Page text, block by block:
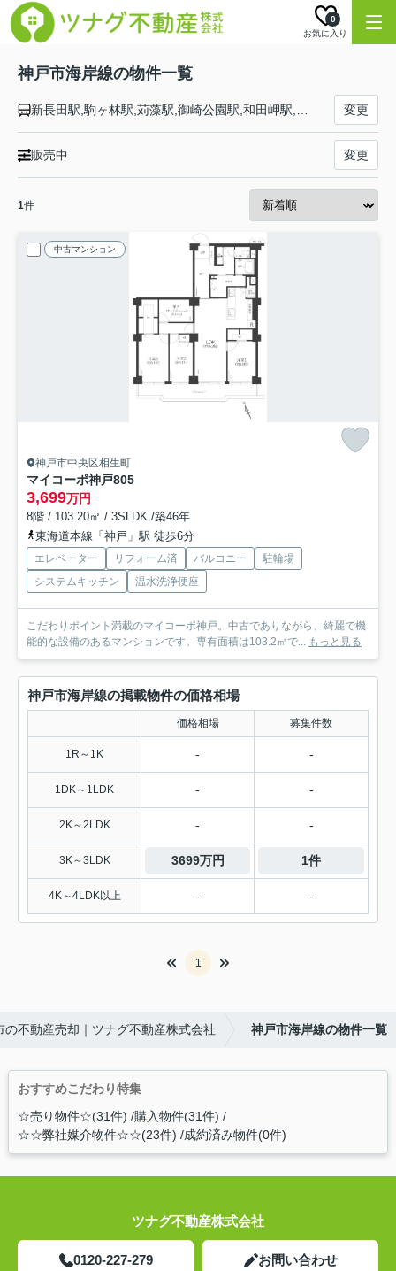
お気に入り
0
神戸市海岸線の物件一覧
変更
販売中 変更
1件
中古マンション
神戸市中央区相生町
マイコーポ神戸805
3,699万円
8階 / 103.20㎡ / 3SLDK /築46年
東海道本線「神戸」駅 徒歩6分
エレベーター リフォーム済 バルコニー
駐輪場
システムキッチン
温水洗浄便座
こだわりポイント満載のマイコーポ神戸。中古でありながら、綺麗で機
能的な設備のあるマンションです。専有面積は103.2㎡で... もっと見る
神戸市海岸線の掲載物件の価格相場
価格相場 募集件数
1R～1K - -
1DK～1LDK - -
2K～2LDK - -
3K～3LDK 3699万円 1件
4K～4LDK以上 - -
1
の不動産売却｜ツナグ不動産株式会社 神戸市海岸線の物件一覧
おすすめこだわり特集
☆売り物件☆(31件) 購入物件(31件)
☆☆弊社媒介物件☆☆(23件) 成約済み物件(0件)
ツナグ不動産株式会社
0120-227-279 お問い合わせ